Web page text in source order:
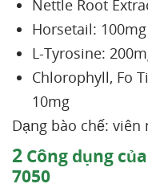
Nettle Root
Horsetail: 100mg
L-Tyrosine:
Chlorophyll, Fo
10mg
Dạng bào chế: viên
2 Công dụng
7050